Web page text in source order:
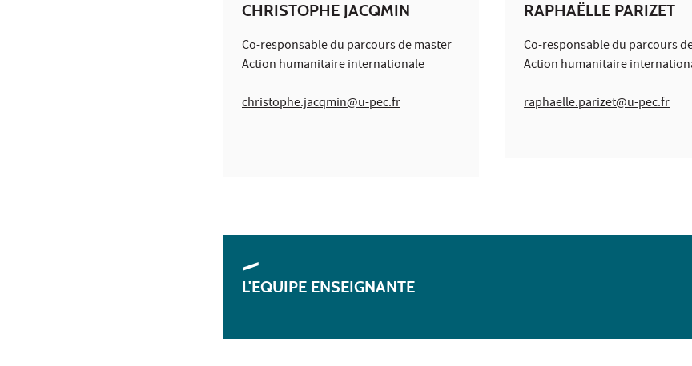
CHRISTOPHE JACQMIN
Co-responsable du parcours de master
Action humanitaire internationale
christophe.jacqmin@u-pec.fr
RAPHAËLLE PARIZET
Co-responsable du parcours
Action humanitaire
raphaelle.parizet@u-pec.fr
L'EQUIPE ENSEIGNANTE